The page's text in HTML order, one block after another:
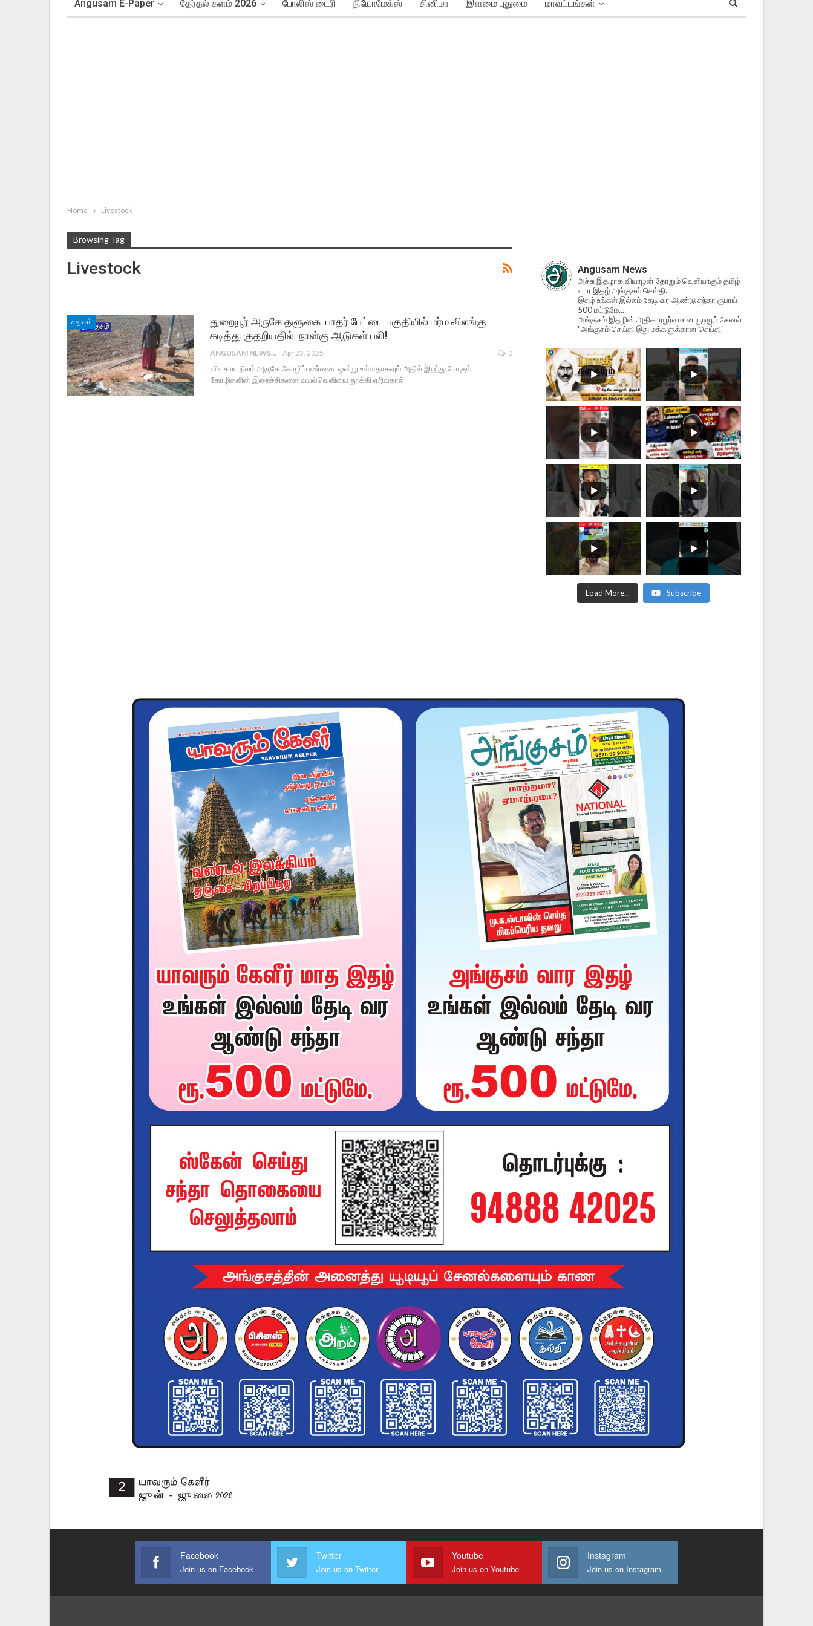
Angusam E-Paper தேர்தல் களம் 2026 போலிஸ் டைரி நியோமேக்ஸ் சினிமா இளமை புதுமை மாவட்டங்கள்
Home Livestock
Browsing Tag
Livestock
சமூகம்
துறையூர் அருகே தளுகை பாதர் பேட்டை பகுதியில் மர்ம விலங்கு
கடித்து குதறியதில் நான்கு ஆடுகள் பலி!
ANGUSAM NEWS Apr 23, 2025 0
விவசாய நிலம் அருகே கோழிப்பண்ணை ஒன்று உள்ளதாகவும் அதில் இறந்து போகும்
கோழிகளின் இறைச்சிகளை வயல்வெளியை தூக்கி எறிவதால்
Angusam News
அச்சு இதழாக வியாழன் தோறும் வெளியாகும் தமிழ்
வார இதழ் அங்குசம் செய்தி.
இதழ் உங்கள் இல்லம் தேடி வர ஆண்டு சந்தா ரூபாய்
500 மட்டுமே...
அங்குசம் இதழின் அதிகாரபூர்வமான யூடியூப் சேனல்
"அங்குசம் செய்தி இது மக்களுக்கான செய்தி"
Load More... Subscribe
Facebook
Join us on Facebook
Twitter
Join us on Twitter
Youtube
Join us on Youtube
Instagram
Join us on Instagram